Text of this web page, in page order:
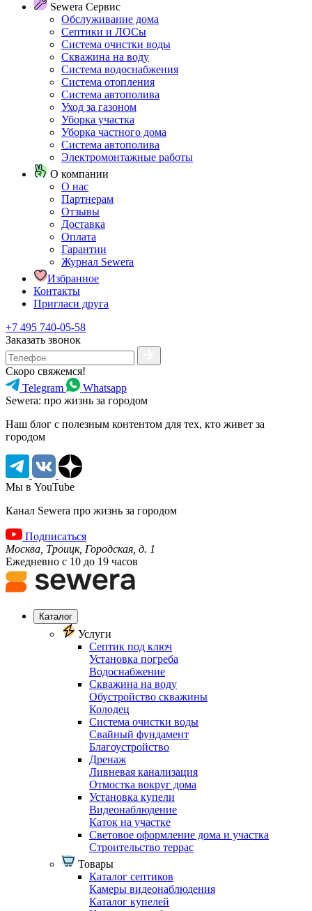
Sewera Сервис
Обслуживание дома
Септики и ЛОСы
Система очистки воды
Скважина на воду
Система водоснабжения
Система отопления
Система автополива
Уход за газоном
Уборка участка
Уборка частного дома
Система автополива
Электромонтажные работы
О компании
О нас
Партнерам
Отзывы
Доставка
Оплата
Гарантии
Журнал Sewera
Избранное
Контакты
Пригласи друга
+7 495 740-05-58
Заказать звонок
Скоро свяжемся!
Telegram
Whatsapp
Sewera: про жизнь за городом
Наш блог c полезным контентом для тех, кто живет за
городом
Мы в YouTube
Канал Sewera про жизнь за городом
Подписаться
Москва, Троицк, Городская, д. 1
Ежедневно с 10 до 19 часов
Каталог
Услуги
Септик под ключ
Установка погреба
Водоснабжение
Скважина на воду
Обустройство скважины
Колодец
Система очистки воды
Свайный фундамент
Благоустройство
Дренаж
Ливневая канализация
Отмостка вокруг дома
Установка купели
Видеонаблюдение
Каток на участке
Световое оформление дома и участка
Строительство террас
Товары
Каталог септиков
Камеры видеонаблюдения
Каталог купелей